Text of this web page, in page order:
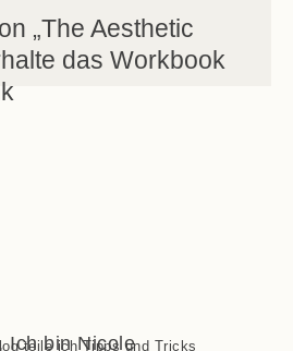
„The Aesthetic
das Workbook
Ich bin Nicole
teile ich Tipps und Tricks